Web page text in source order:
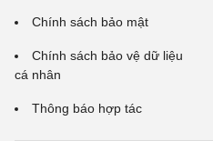
Chính sách bảo mật
Chính sách bảo vệ dữ liệu
cá nhân
Thông báo hợp tác